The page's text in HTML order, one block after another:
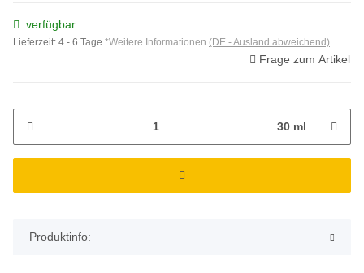
verfügbar
Lieferzeit: 4 - 6 Tage *Weitere Informationen (DE - Ausland abweichend)
Frage zum Artikel
30 ml
Produktinfo: